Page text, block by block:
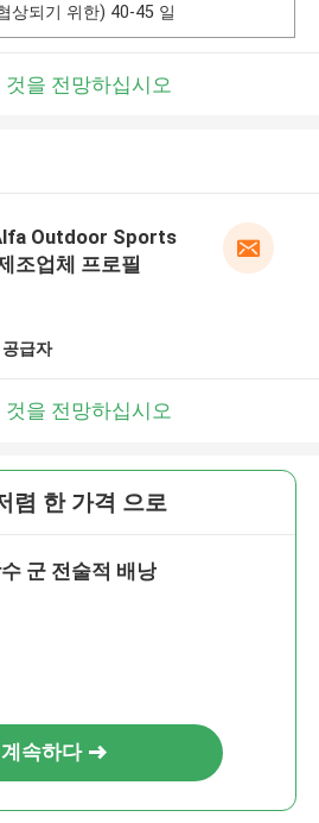
상되기 위한) 40-45 일
것을 전망하십시오
Outdoor Sports
조업체 프로필
급자
것을 전망하십시오
렴 한 가격 으로
군 전술적 배낭
계속하다